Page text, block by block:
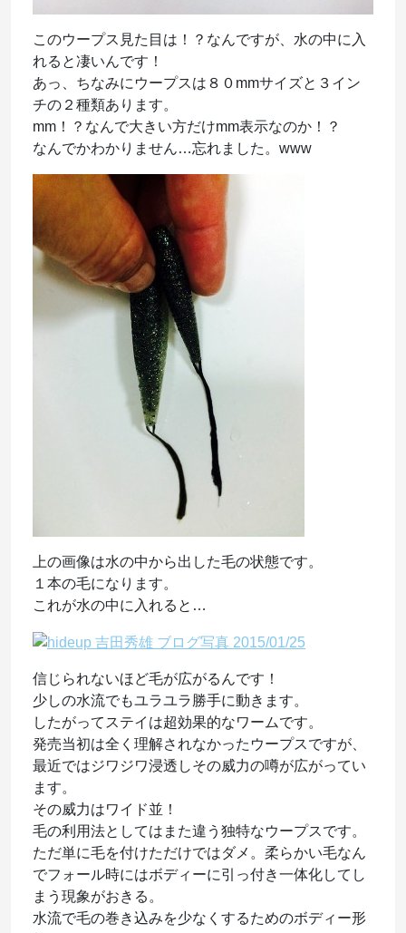
このウープス見た目は！？なんですが、水の中に入
れると凄いんです！
あっ、ちなみにウープスは８０mmサイズと３イン
チの２種類あります。
mm！？なんで大きい方だけmm表示なのか！？
なんでかわかりません…忘れました。www
上の画像は水の中から出した毛の状態です。
１本の毛になります。
これが水の中に入れると…
信じられないほど毛が広がるんです！
少しの水流でもユラユラ勝手に動きます。
したがってステイは超効果的なワームです。
発売当初は全く理解されなかったウープスですが、
最近ではジワジワ浸透しその威力の噂が広がってい
ます。
その威力はワイド並！
毛の利用法としてはまた違う独特なウープスです。
ただ単に毛を付けただけではダメ。柔らかい毛なん
でフォール時にはボディーに引っ付き一体化してし
まう現象がおきる。
水流で毛の巻き込みを少なくするためのボディー形